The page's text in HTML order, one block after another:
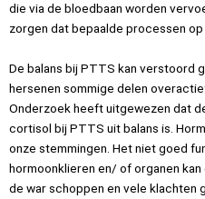
die via de bloedbaan worden
zorgen dat bepaalde processen op
De balans bij PTTS kan verstoord
hersenen sommige delen
Onderzoek heeft uitgewezen dat
cortisol bij PTTS uit balans is.
onze stemmingen. Het niet goed
hormoonklieren en/ of organen
de war schoppen en vele klachten